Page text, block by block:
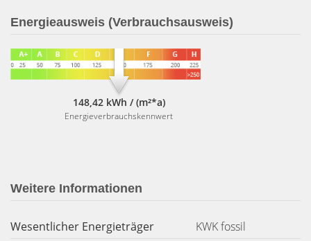
Energieausweis (Verbrauchsausweis)
148,42 kWh / (m²*a)
Energieverbrauchskennwert
Weitere Informationen
Wesentlicher Energieträger
KWK fossil